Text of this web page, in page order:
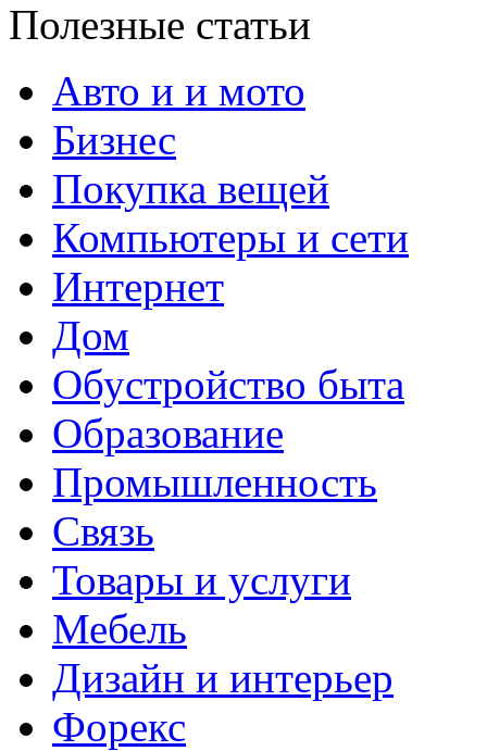
Полезные статьи
Авто и и мото
Бизнес
Покупка вещей
Компьютеры и сети
Интернет
Дом
Обустройство быта
Образование
Промышленность
Связь
Товары и услуги
Мебель
Дизайн и интерьер
Форекс